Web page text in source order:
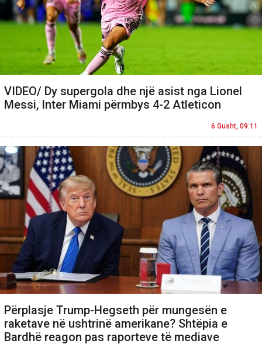
VIDEO/ Dy supergola dhe një asist nga Lionel
Messi, Inter Miami përmbys 4-2 Atleticon
6 Gusht, 09:11
Përplasje Trump-Hegseth për mungesën e
raketave në ushtrinë amerikane? Shtëpia e
Bardhë reagon pas raporteve të mediave